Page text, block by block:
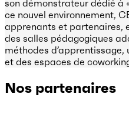
son démonstrateur dédié à
ce nouvel environnement,
apprenants et partenaires,
des salles pédagogiques
méthodes d’apprentissage,
et des espaces de
Nos partenaires